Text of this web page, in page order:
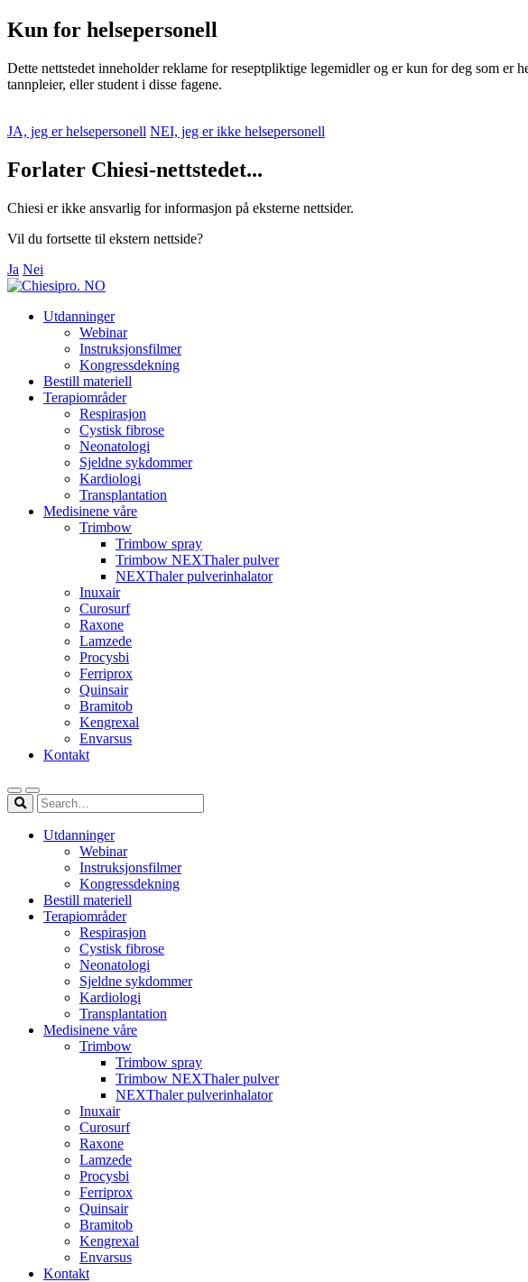
Kun for helsepersonell
Dette nettstedet inneholder reklame for reseptpliktige legemidler og er kun for deg som
tannpleier, eller student i disse fagene.
JA, jeg er helsepersonell NEI, jeg er ikke helsepersonell
Forlater Chiesi-nettstedet...
Chiesi er ikke ansvarlig for informasjon på eksterne nettsider.
Vil du fortsette til ekstern nettside?
Ja Nei
Utdanninger
Webinar
Instruksjonsfilmer
Kongressdekning
Bestill materiell
Terapiområder
Respirasjon
Cystisk fibrose
Neonatologi
Sjeldne sykdommer
Kardiologi
Transplantation
Medisinene våre
Trimbow
Trimbow spray
Trimbow NEXThaler pulver
NEXThaler pulverinhalator
Inuxair
Curosurf
Raxone
Lamzede
Procysbi
Ferriprox
Quinsair
Bramitob
Kengrexal
Envarsus
Kontakt
Utdanninger
Webinar
Instruksjonsfilmer
Kongressdekning
Bestill materiell
Terapiområder
Respirasjon
Cystisk fibrose
Neonatologi
Sjeldne sykdommer
Kardiologi
Transplantation
Medisinene våre
Trimbow
Trimbow spray
Trimbow NEXThaler pulver
NEXThaler pulverinhalator
Inuxair
Curosurf
Raxone
Lamzede
Procysbi
Ferriprox
Quinsair
Bramitob
Kengrexal
Envarsus
Kontakt